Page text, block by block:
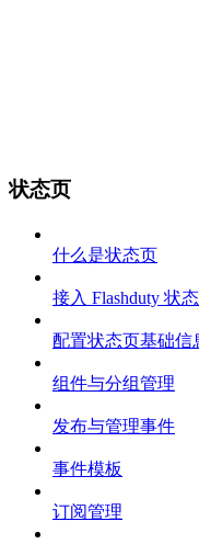
状态页
什么是状态页
接入 Flashduty 状
配置状态页基础信
组件与分组管理
发布与管理事件
事件模板
订阅管理